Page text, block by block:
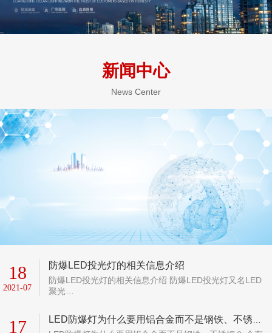
新闻中心
News Center
18
2021-07
防爆LED投光灯的相关信息介绍
防爆LED投光灯的相关信息介绍 防爆LED投光灯又名LED
聚光…
17